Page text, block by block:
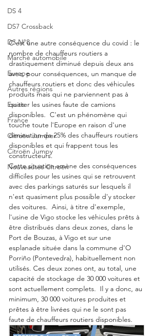
DS 4
DS7 Crossback
DS N°8
Marché automobile
Europe
Autres régions
Essais
France
Citroën Jumper
Citroën Jumpy
Nouveautés Citroën
C'est une autre conséquence du covid : le
nombre de chauffeurs routiers a
drastiquement diminué depuis deux ans
avec, pour conséquences, un manque de
chauffeurs routiers et donc des véhicules
produits mais qui ne parviennent pas à
quitter les usines faute de camions
disponibles.  C'est un phénomène qui
touche toute l'Europe en raison d'une
diminution de 25% des chauffeurs routiers
disponibles et qui frappent tous les
constructeurs.
Cette situation amène des conséquences
difficiles pour les usines qui se retrouvent
avec des parkings saturés sur lesquels il
n'est quasiment plus possible d'y stocker
des voitures.  Ainsi, à titre d'exemple,
l'usine de Vigo stocke les véhicules prêts à
être distribués dans deux zones, dans le
Port de Bouzas, à Vigo et sur une
esplanade située dans la commune d'O
Porriño (Pontevedra), habituellement non
utilisés. Ces deux zones ont, au total, une
capacité de stockage de 30 000 voitures et
sont actuellement complets.  Il y a donc, au
minimum, 30 000 voitures produites et
prêtes à être livrées qui ne le sont pas
faute de chauffeurs routiers disponibles.